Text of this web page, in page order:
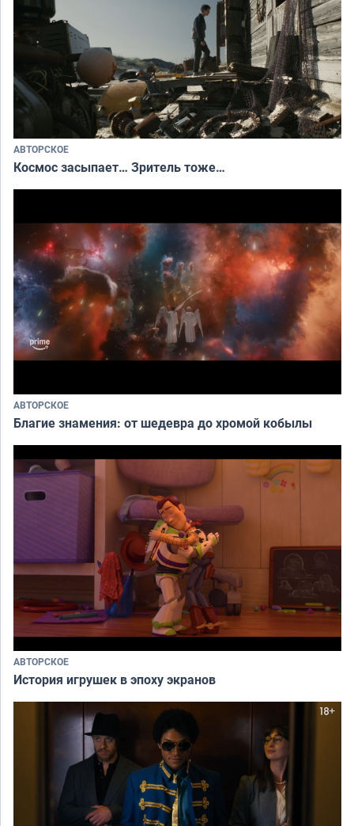
АВТОРСКОЕ
Космос засыпает… Зритель тоже…
АВТОРСКОЕ
Благие знамения: от шедевра до хромой кобылы
АВТОРСКОЕ
История игрушек в эпоху экранов